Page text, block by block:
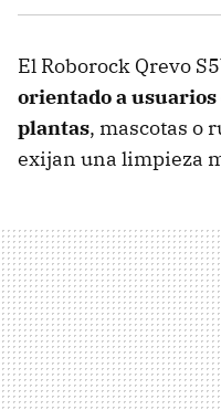
El Roborock Qrevo
orientado a
plantas, mascotas o
exijan una limpieza